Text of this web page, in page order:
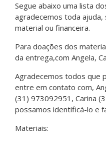
Segue abaixo uma lista
agradecemos toda
material ou financeira.
Para doações dos
da entrega,com Angela,
Agradecemos todos que
entre em contato com,
(31) 973092951, Carina
possamos identificá-lo e
Materiais: